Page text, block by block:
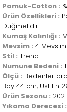
Pamuk-Cotton :
Ürün Özellikleri :
Düğmelidir
Kumaş Kalınlığı :
Mevsim : 4 Mevsim
Stil : Trend
Numune Bedeni :
Ölçü : Bedenler
Boy 44 cm, Üst En
Ürün Sezonu :
Yıkama Derecesi :